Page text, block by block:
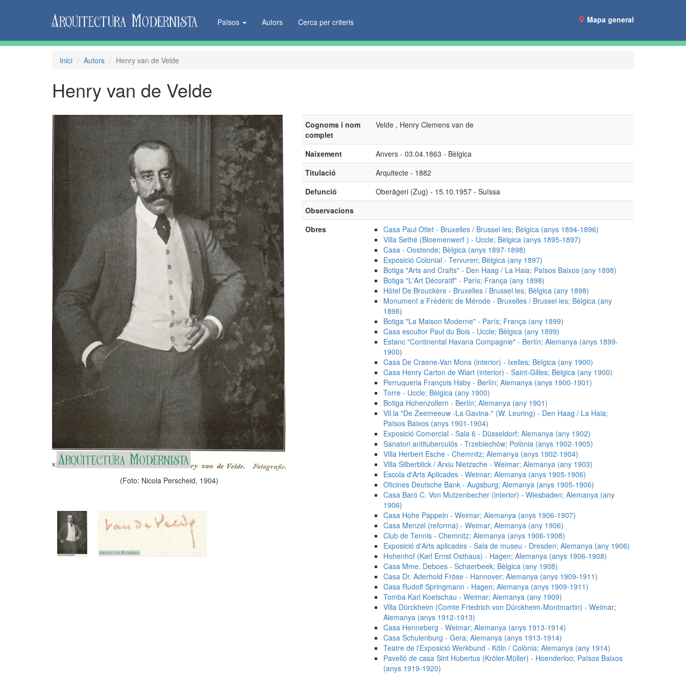
Països Autors Cerca per criteris Mapa general
Inici Autors Henry van de Velde
Henry van de Velde
(Foto: Nicola Perscheid, 1904) (Foto: Nicola Perscheid, 1904)
Cognoms i nom
complet
Velde , Henry Clemens van de
Naixement
Anvers - 03.04.1863 - Bèlgica
Titulació
Arquitecte - 1882
Defunció
Oberägeri (Zug) - 15.10.1957 - Suïssa
Observacions
Obres
Casa Paul Otlet - Bruxelles / Brussel·les; Bèlgica (anys 1894-1896)
Villa Sethé (Bloemenwerf ) - Uccle; Bèlgica (anys 1895-1897)
Casa - Oostende; Bèlgica (anys 1897-1898)
Exposició Colonial - Tervuren; Bèlgica (any 1897)
Botiga "Arts and Crafts" - Den Haag / La Haia; Països Baixos (any 1898)
Botiga "L'Art Décoratif" - París; França (any 1898)
Hôtel De Brouckère - Bruxelles / Brussel·les; Bèlgica (any 1898)
Monument a Frédéric de Mérode - Bruxelles / Brussel·les; Bèlgica (any
1898)
Botiga "La Maison Moderne" - París; França (any 1899)
Casa escultor Paul du Bois - Uccle; Bèlgica (any 1899)
Estanc "Continental Havana Compagnie" - Berlín; Alemanya (anys 1899-
1900)
Casa De Craene-Van Mons (interior) - Ixelles; Bèlgica (any 1900)
Casa Henry Carton de Wiart (interior) - Saint-Gilles; Bèlgica (any 1900)
Perruqueria François Haby - Berlín; Alemanya (anys 1900-1901)
Torre - Uccle; Bèlgica (any 1900)
Botiga Hohenzollern - Berlín; Alemanya (any 1901)
Vil·la "De Zeemeeuw -La Gavina-" (W. Leuring) - Den Haag / La Haia;
Països Baixos (anys 1901-1904)
Exposició Comercial - Sala 6 - Düsseldorf; Alemanya (any 1902)
Sanatori antituberculós - Trzebiechów; Polònia (anys 1902-1905)
Villa Herbert Esche - Chemnitz; Alemanya (anys 1902-1904)
Villa Silberblick / Arxiu Nietzsche - Weimar; Alemanya (any 1903)
Escola d'Arts Aplicades - Weimar; Alemanya (anys 1905-1906)
Oficines Deutsche Bank - Augsburg; Alemanya (anys 1905-1906)
Casa Baró C. Von Mutzenbecher (interior) - Wiesbaden; Alemanya (any
1906)
Casa Hohe Pappeln - Weimar; Alemanya (anys 1906-1907)
Casa Menzel (reforma) - Weimar; Alemanya (any 1906)
Club de Tennis - Chemnitz; Alemanya (anys 1906-1908)
Exposició d'Arts aplicades - Sala de museu - Dresden; Alemanya (any 1906)
Hohenhof (Karl Ernst Osthaus) - Hagen; Alemanya (anys 1906-1908)
Casa Mme. Deboes - Schaerbeek; Bèlgica (any 1908)
Casa Dr. Aderhold Fröse - Hannover; Alemanya (anys 1909-1911)
Casa Rudolf Springmann - Hagen; Alemanya (anys 1909-1911)
Tomba Karl Koetschau - Weimar; Alemanya (any 1909)
Villa Dürckheim (Comte Friedrich von Dürckheim-Montmartin) - Weimar;
Alemanya (anys 1912-1913)
Casa Henneberg - Weimar; Alemanya (anys 1913-1914)
Casa Schulenburg - Gera; Alemanya (anys 1913-1914)
Teatre de l'Exposició Werkbund - Köln / Colònia; Alemanya (any 1914)
Pavelló de casa Sint Hubertus (Kröler-Müller) - Hoenderloo; Països Baixos
(anys 1919-1920)